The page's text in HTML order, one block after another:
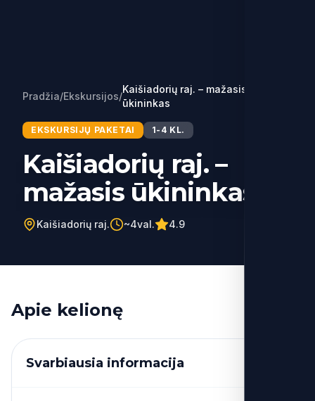
Pradžia/Ekskursijos/
Kaišiadorių raj. – mažasis
ūkininkas
EKSKURSIJŲ PAKETAI 1-4 KL.
Kaišiadorių raj. –
mažasis ūkininkas
Kaišiadorių raj. ~4val. 4.9
Apie kelionę
Svarbiausia informacija